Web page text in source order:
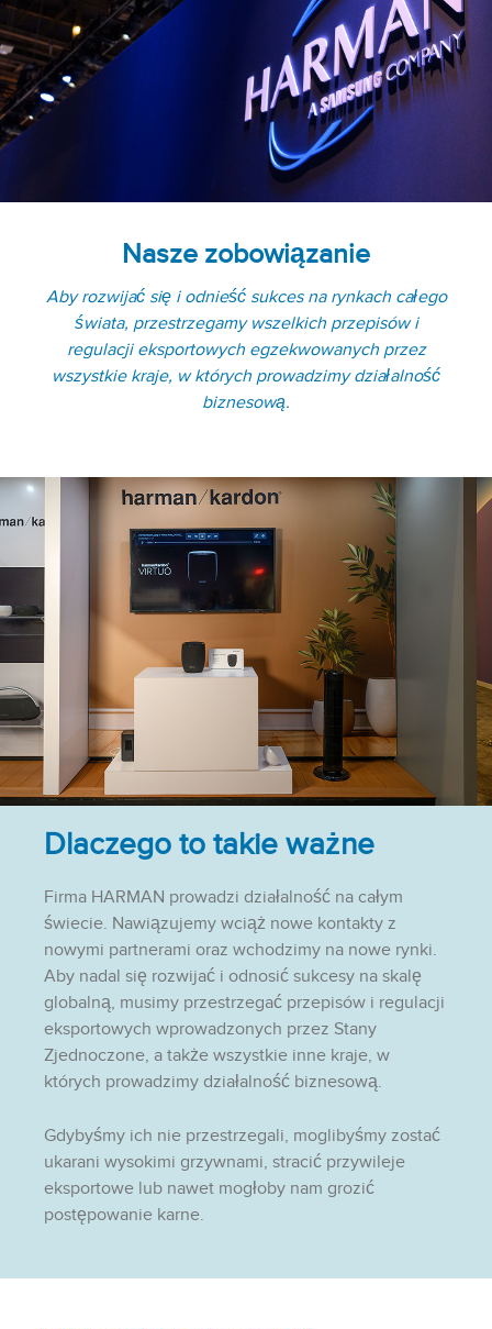
Nasze zobowiązanie
Aby rozwijać się i odnieść sukces na rynkach całego
świata, przestrzegamy wszelkich przepisów i
regulacji eksportowych egzekwowanych przez
wszystkie kraje, w których prowadzimy działalność
biznesową.
Dlaczego to takie ważne
Firma HARMAN prowadzi działalność na całym
świecie. Nawiązujemy wciąż nowe kontakty z
nowymi partnerami oraz wchodzimy na nowe rynki.
Aby nadal się rozwijać i odnosić sukcesy na skalę
globalną, musimy przestrzegać przepisów i regulacji
eksportowych wprowadzonych przez Stany
Zjednoczone, a także wszystkie inne kraje, w
których prowadzimy działalność biznesową.
Gdybyśmy ich nie przestrzegali, moglibyśmy zostać
ukarani wysokimi grzywnami, stracić przywileje
eksportowe lub nawet mogłoby nam grozić
postępowanie karne.